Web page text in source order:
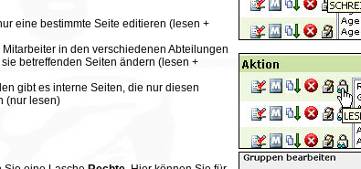
eine bestimmte Seite editieren (lesen +
in den verschiedenen Abteilungen
betreffenden Seiten ändern (lesen +
gibt es interne Seiten, die nur diesen
(nur lesen)